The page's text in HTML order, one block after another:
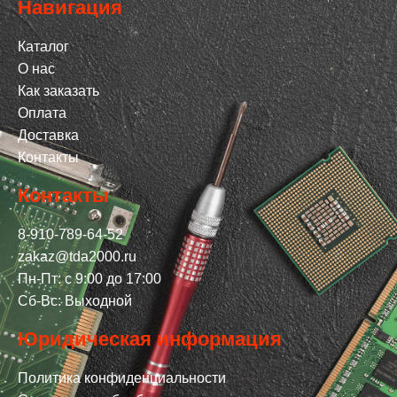
Навигация
Каталог
О нас
Как заказать
Оплата
Доставка
Контакты
Контакты
8-910-789-64-52
zakaz@tda2000.ru
Пн-Пт: с 9:00 до 17:00
Сб-Вс: Выходной
Юридическая информация
Политика конфиденциальности